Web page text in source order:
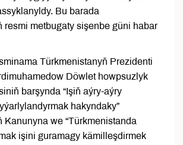
Bu barada
resmi metbugaty sişenbe güni habar
Türkmenistanyň Prezidenti
Döwlet howpsuzlyk
barşynda “Işiň aýry-aýry
hakyndaky”
Kanunyna we “Türkmenistanda
işini guramagy kämilleşdirmek